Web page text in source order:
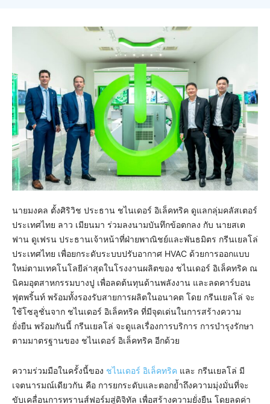
นายมงคล ตั้งศิริวิช ประธาน ชไนเดอร์ อิเล็คทริค ดูแลกลุ่มคลัสเตอร์
ประเทศไทย ลาว เมียนมา ร่วมลงนามบันทึกข้อตกลง กับ นายสเต
ฟาน ดูเฟรน ประธานเจ้าหน้าที่ฝ่ายพาณิชย์และพันธมิตร กรีนเยลโล่
ประเทศไทย เพื่อยกระดับระบบปรับอากาศ HVAC ด้วยการออกแบบ
ใหม่ตามเทคโนโลยีล่าสุดในโรงงานผลิตของ ชไนเดอร์ อิเล็คทริค ณ
นิคมอุตสาหกรรมบางปู เพื่อลดต้นทุนด้านพลังงาน และลดคาร์บอน
ฟุตพริ้นท์ พร้อมทั้งรองรับสายการผลิตในอนาคต โดย กรีนเยลโล่ จะ
ใช้โซลูชั่นจาก ชไนเดอร์ อิเล็คทริค ที่มีจุดเด่นในการสร้างความ
ยั่งยืน พร้อมกันนี้ กรีนเยลโล่ จะดูแลเรื่องการบริการ การบำรุงรักษา
ตามมาตรฐานของ ชไนเดอร์ อิเล็คทริค อีกด้วย
ความร่วมมือในครั้งนี้ของ ชไนเดอร์ อิเล็คทริค และ กรีนเยลโล่ มี
เจตนารมณ์เดียวกัน คือ การยกระดับและตอกย้ำถึงความมุ่งมั่นที่จะ
ขับเคลื่อนการทรานส์ฟอร์มสู่ดิจิทัล เพื่อสร้างความยั่งยืน โดยลดค่า